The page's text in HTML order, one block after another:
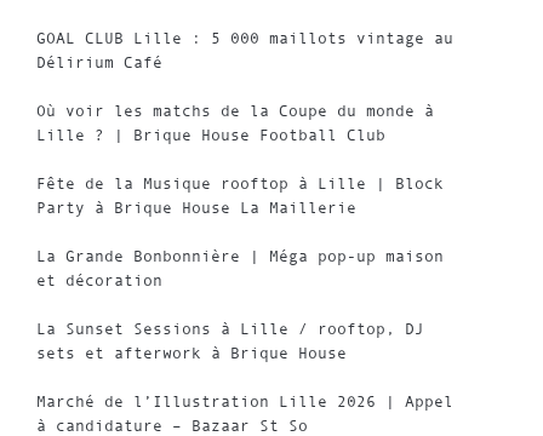
GOAL CLUB Lille : 5 000 maillots vintage au
Délirium Café
Où voir les matchs de la Coupe du monde à
Lille ? | Brique House Football Club
Fête de la Musique rooftop à Lille | Block
Party à Brique House La Maillerie
La Grande Bonbonnière | Méga pop-up maison
et décoration
La Sunset Sessions à Lille / rooftop, DJ
sets et afterwork à Brique House
Marché de l’Illustration Lille 2026 | Appel
à candidature – Bazaar St So